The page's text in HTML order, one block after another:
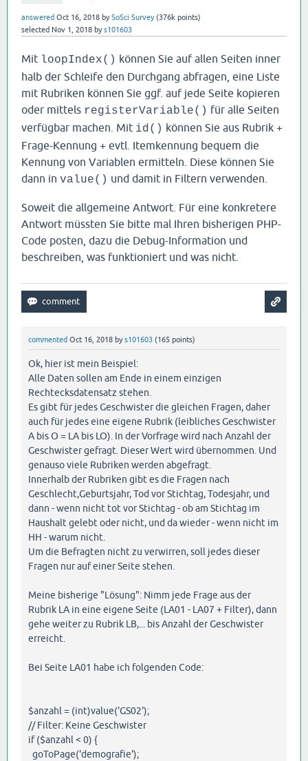
answered Oct 16, 2018 bySoSci Survey (376k points)
selected Nov 1, 2018 bys101603
Mit loopIndex() können Sie auf allen Seiten inner
halb der Schleife den Durchgang abfragen, eine Liste
mit Rubriken können Sie ggf. auf jede Seite kopieren
oder mittels registerVariable() für alle Seiten
verfügbar machen. Mit id() können Sie aus Rubrik +
Frage-Kennung + evtl. Itemkennung bequem die
Kennung von Variablen ermitteln. Diese können Sie
dann in value() und damit in Filtern verwenden.
Soweit die allgemeine Antwort. Für eine konkretere
Antwort müssten Sie bitte mal Ihren bisherigen PHP-
Code posten, dazu die Debug-Information und
beschreiben, was funktioniert und was nicht.
commented Oct 16, 2018 bys101603 (165 points)
Ok, hier ist mein Beispiel:
Alle Daten sollen am Ende in einem einzigen
Rechtecksdatensatz stehen.
Es gibt für jedes Geschwister die gleichen Fragen, daher
auch für jedes eine eigene Rubrik (leibliches Geschwister
A bis O = LA bis LO). In der Vorfrage wird nach Anzahl der
Geschwister gefragt. Dieser Wert wird übernommen. Und
genauso viele Rubriken werden abgefragt.
Innerhalb der Rubriken gibt es die Fragen nach
Geschlecht,Geburtsjahr, Tod vor Stichtag, Todesjahr, und
dann - wenn nicht tot vor Stichtag - ob am Stichtag im
Haushalt gelebt oder nicht, und da wieder - wenn nicht im
HH - warum nicht.
Um die Befragten nicht zu verwirren, soll jedes dieser
Fragen nur auf einer Seite stehen.
Meine bisherige "Lösung": Nimm jede Frage aus der
Rubrik LA in eine eigene Seite (LA01 - LA07 + Filter), dann
gehe weiter zu Rubrik LB,... bis Anzahl der Geschwister
erreicht.
Bei Seite LA01 habe ich folgenden Code:
$anzahl = (int)value('GS02');
// Filter: Keine Geschwister
if ($anzahl < 0) {
goToPage('demografie');